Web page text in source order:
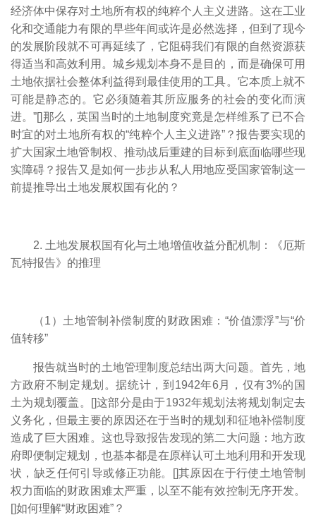
经济体中保存对土地所有权的纯粹个人主义进路。这在工业
化和交通能力有限的早些年间或许是必然选择，但到了现今
的发展阶段就不可再延续了，它阻碍我们有限的自然资源获
得适当和高效利用。城乡规划本身不是目的，而是确保可用
土地依据社会整体利益得到最佳使用的工具。它本质上就不
可能是静态的。它必须随着其所应服务的社会的变化而演
进。”[]那么，英国当时的土地制度究竟是怎样维系了已不合
时宜的对土地所有权的“纯粹个人主义进路”？报告要实现的
扩大国家土地管制权、推动战后重建的目标到底面临哪些现
实障碍？报告又是如何一步步从私人用地应受国家管制这一
前提推导出土地发展权国有化的？
2. 土地发展权国有化与土地增值收益分配机制：《厄斯
瓦特报告》的推理
（1）土地管制补偿制度的财政困难：“价值漂浮”与“价
值转移”
报告就当时的土地管理制度总结出两大问题。首先，地
方政府不制定规划。据统计，到1942年6月，仅有3%的国
土为规划覆盖。[]这部分是由于1932年规划法将规划制定去
义务化，但最主要的原因还在于当时的规划和征地补偿制度
造成了巨大困难。这也导致报告发现的第二大问题：地方政
府即便制定规划，也基本都是在原样认可土地利用和开发现
状，缺乏任何引导或修正功能。[]其原因在于行使土地管制
权力面临的财政困难太严重，以至不能有效控制无序开发。
[]如何理解“财政困难”？